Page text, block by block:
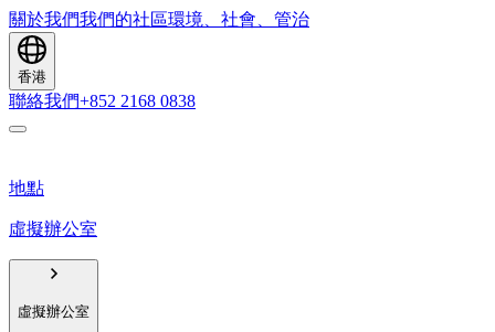
關於我們我們的社區環境、社會、管治
香港
聯絡我們+852 2168 0838
地點
虛擬辦公室
虛擬辦公室